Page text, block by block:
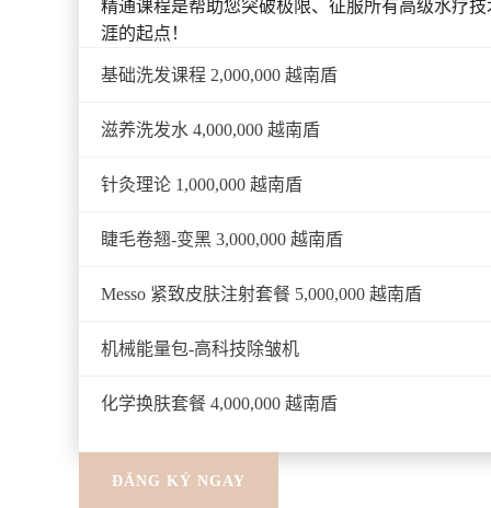
精通课程是帮助您突破极限、征服所有高级水疗
涯的起点！
基础洗发课程 2,000,000 越南盾
滋养洗发水 4,000,000 越南盾
针灸理论 1,000,000 越南盾
睫毛卷翘-变黑 3,000,000 越南盾
Messo 紧致皮肤注射套餐 5,000,000 越南盾
机械能量包-高科技除皱机
化学换肤套餐 4,000,000 越南盾
ĐĂNG KÝ NGAY